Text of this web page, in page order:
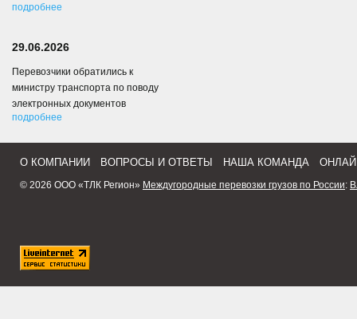
подробнее
29.06.2026
Перевозчики обратились к
министру транспорта по поводу
электронных документов
подробнее
О КОМПАНИИ ВОПРОСЫ И ОТВЕТЫ НАША КОМАНДА
© 2026 ООО «ТЛК Регион» Междугородные перевозки грузов по России: